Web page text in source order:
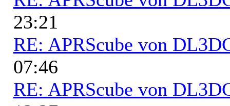
23:21
RE: APRScube von
07:46
RE: APRScube von